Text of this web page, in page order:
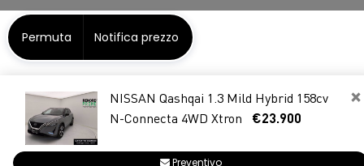
×
NISSAN Qashqai 1.3 Mild Hybrid 158cv
N-Connecta 4WD Xtron
€23.900
Preventivo
Permuta Notifica prezzo